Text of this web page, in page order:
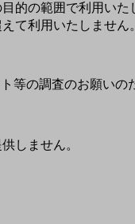
的の範囲で利用いた
て利用いたしません。
等の調査のお願いの
しません。